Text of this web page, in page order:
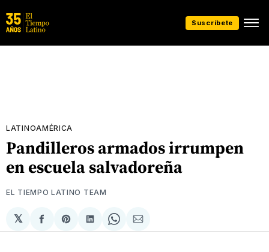
Suscríbete
LATINOAMÉRICA
Pandilleros armados irrumpen
en escuela salvadoreña
EL TIEMPO LATINO TEAM
𝕏
Compartir
en
Share
on
Compartir
en
Share
on
Compartir
via